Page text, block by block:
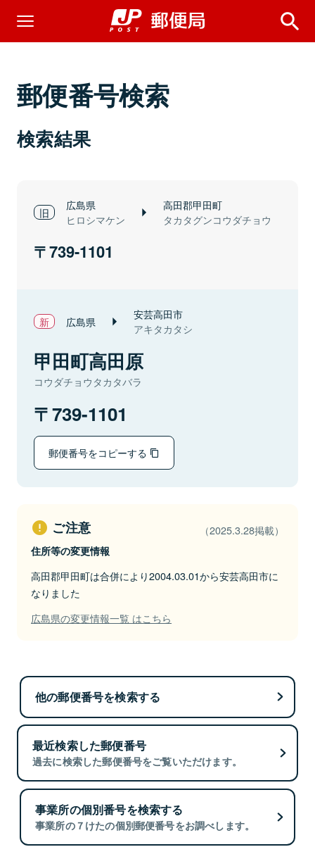
郵便番号検索
検索結果
広島県
ヒロシマケン
高田郡甲田町
タカタグンコウダチョウ
739-1101
広島県 安芸高田市
アキタカタシ
甲田町高田原
コウダチョウタカタバラ
739-1101
郵便番号をコピーする
ご注意 （2025.3.28掲載）
住所等の変更情報
高田郡甲田町は合併により2004.03.01から安芸高田市に
なりました
広島県の変更情報一覧 はこちら
他の郵便番号を検索する
最近検索した郵便番号
過去に検索した郵便番号をご覧いただけます。
事業所の個別番号を検索する
事業所の７けたの個別郵便番号をお調べします。